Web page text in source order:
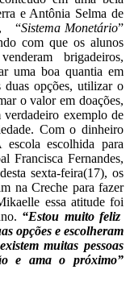
e Antônia Selma de
“Sistema Monetário”
com que os alunos
brigadeiros,
uma boa quantia em
duas opções, utilizar o
o valor em doações,
exemplo de
Com o dinheiro
escola escolhida para
Francisca Fernandes,
sexta-feira(17), os
na Creche para fazer
essa atitude foi
“Estou muito feliz
opções e escolheram
muitas pessoas
e ama o próximo”